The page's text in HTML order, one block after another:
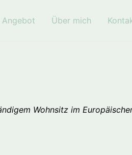
Angebot Über mich
Wohnsitz im